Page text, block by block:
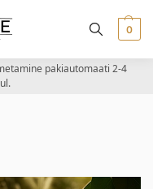
0
pakiautomaati 2-4